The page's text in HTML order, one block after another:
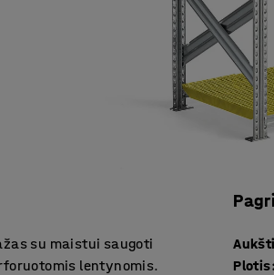
su maistui saugoti
lentynomis.
Plotis: